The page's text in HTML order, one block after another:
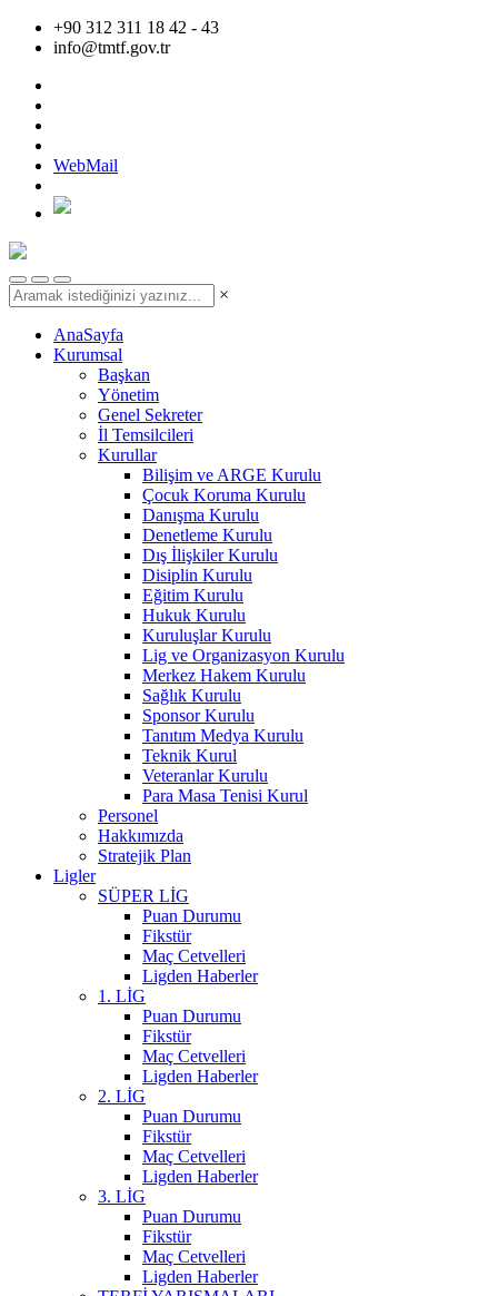
+90 312 311 18 42 - 43
info@tmtf.gov.tr
WebMail
×
AnaSayfa
Kurumsal
Başkan
Yönetim
Genel Sekreter
İl Temsilcileri
Kurullar
Bilişim ve ARGE Kurulu
Çocuk Koruma Kurulu
Danışma Kurulu
Denetleme Kurulu
Dış İlişkiler Kurulu
Disiplin Kurulu
Eğitim Kurulu
Hukuk Kurulu
Kuruluşlar Kurulu
Lig ve Organizasyon Kurulu
Merkez Hakem Kurulu
Sağlık Kurulu
Sponsor Kurulu
Tanıtım Medya Kurulu
Teknik Kurul
Veteranlar Kurulu
Para Masa Tenisi Kurul
Personel
Hakkımızda
Stratejik Plan
Ligler
SÜPER LİG
Puan Durumu
Fikstür
Maç Cetvelleri
Ligden Haberler
1. LİG
Puan Durumu
Fikstür
Maç Cetvelleri
Ligden Haberler
2. LİG
Puan Durumu
Fikstür
Maç Cetvelleri
Ligden Haberler
3. LİG
Puan Durumu
Fikstür
Maç Cetvelleri
Ligden Haberler